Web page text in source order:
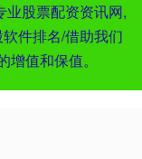
业股票配资资讯网,
件排名/借助我们
值和保值。